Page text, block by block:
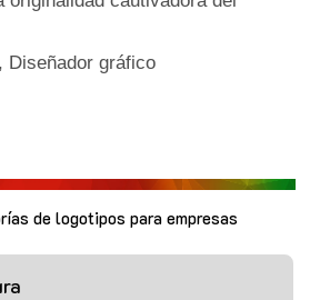
Diseñador gráfico
de logotipos para empresas